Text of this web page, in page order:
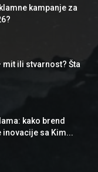
kampanje za
ili stvarnost? Šta
kako brend
sa Kim...